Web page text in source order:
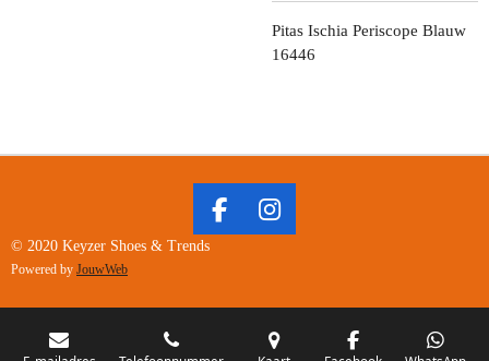
Pitas Ischia Periscope Blauw
16446
F
B
I
A
G
© 2020 Keyzer Shoes & Trends
Powered by JouwWeb